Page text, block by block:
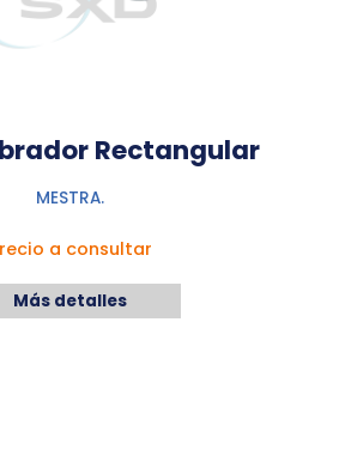
Rectangular
MESTRA.
a consultar
Más detalles